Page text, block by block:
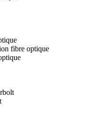
fibre optique